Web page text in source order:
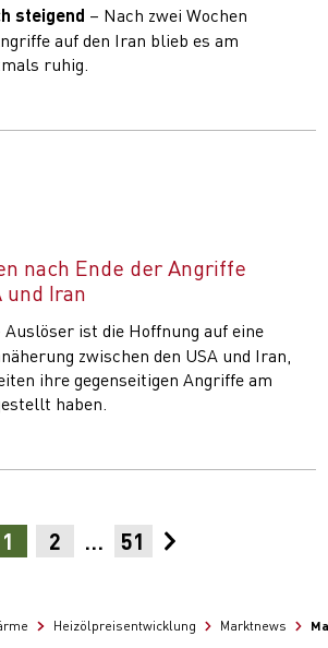
steigend – Nach zwei Wochen
auf den Iran blieb es am
ruhig.
nach Ende der Angriffe
und Iran
Auslöser ist die Hoffnung auf eine
zwischen den USA und Iran,
ihre gegenseitigen Angriffe am
haben.
1 2 … 51
Heizölpreisentwicklung Marktnews